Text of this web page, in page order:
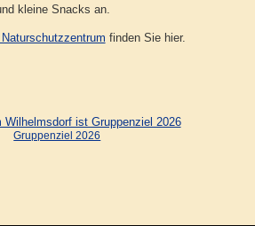
kleine Snacks an.
finden Sie hier.
Gruppenziel 2026